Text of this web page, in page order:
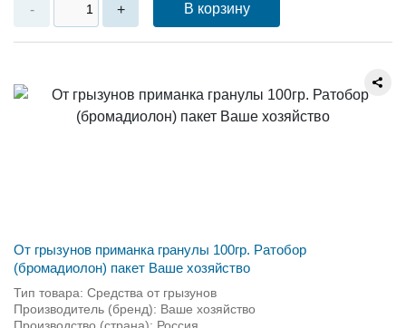
- + В корзину
От грызунов приманка гранулы 100гр. Ратобор
(бромадиолон) пакет Ваше хозяйство
Тип товара: Средства от грызунов
Производитель (бренд): Ваше хозяйство
Производство (страна): Россия